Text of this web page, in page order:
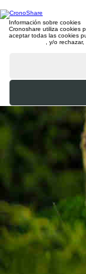
Información sobre cookies
Cronoshare utiliza cookies
aceptar todas las cookies
, y/o